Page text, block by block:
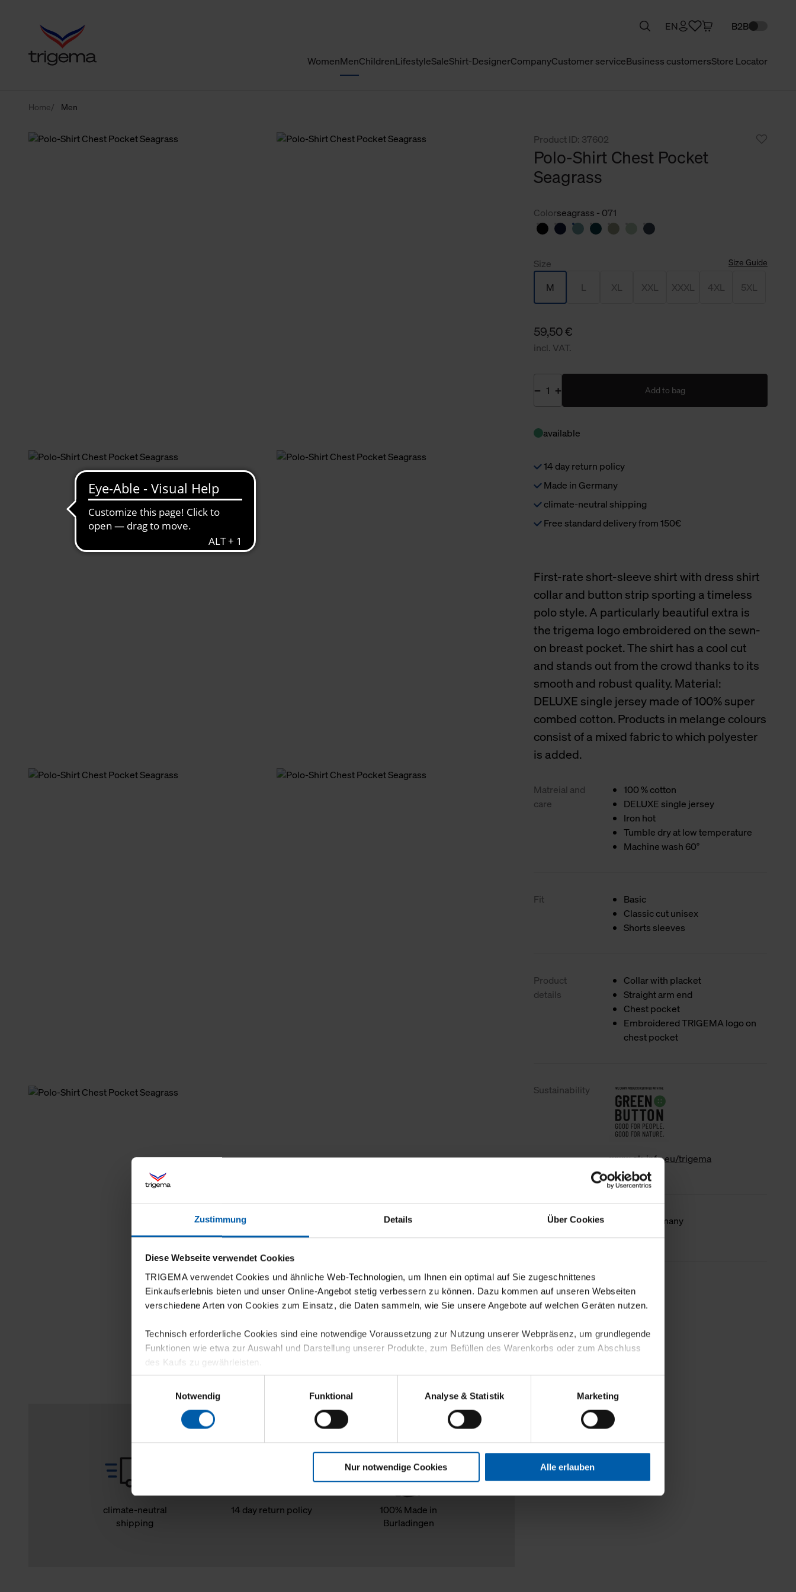
Zustimmung Details Über Cookies
Diese Webseite verwendet Cookies
TRIGEMA verwendet Cookies und ähnliche Web-Technologien, um Ihnen ein optimal auf Sie zugeschnittenes
Einkaufserlebnis bieten und unser Online-Angebot stetig verbessern zu können. Dazu kommen auf unseren Webseiten
verschiedene Arten von Cookies zum Einsatz, die Daten sammeln, wie Sie unsere Angebote auf welchen Geräten nutzen.
Technisch erforderliche Cookies sind eine notwendige Voraussetzung zur Nutzung unserer Webpräsenz, um grundlegende
Funktionen wie etwa zur Auswahl und Darstellung unserer Produkte, zum Befüllen des Warenkorbs oder zum Abschluss
des Kaufs zu gewährleisten.
Für die Darstellung personalisierter Angebote, Anzeigen und Inhalte aufgrund Ihres Nutzerverhaltens und Ihres Profils
sowie für Marketing-, Statistik- und Tracking-Zwecke zur Analyse und Optimierung unserer Webpräsenz speichern wir
personenbezogene Informationen. Diese übermitteln wir in anonymisierter Form an Dritte wie etwa unsere
Klicken Sie auf "Alle erlauben", damit wir alle Cookies und Web-Technologien für Ihr personalisiertes Einkaufserlebnis
verwenden dürfen. Über die jeweiligen Schaltflächen können Sie die Arten der Cookies selbst festlegen, die Sie erlauben
Notwendig
Funktional Analyse & Statistik Marketing
Nur notwendige Cookies Alle erlauben
WomenMenChildrenLifestyleSaleShirt-DesignerCompanyCustomer serviceBusiness customersStore Locator
EN B2B
Home Men
climate-neutral
shipping
14 day return policy
100% Made in
Burladingen
Product ID: 37602
Polo-Shirt Chest Pocket
Seagrass
Colorseagrass - 071
Size Size Guide
M L XL XXL XXXL 4XL 5XL
59,50 €
incl. VAT.
Add to bag
available
14 day return policy
Made in Germany
climate-neutral shipping
Free standard delivery from 150€
First-rate short-sleeve shirt with dress shirt
collar and button strip sporting a timeless
polo style. A particularly beautiful extra is
the trigema logo embroidered on the sewn-
on breast pocket. The shirt has a cool cut
and stands out from the crowd thanks to its
smooth and robust quality. Material:
DELUXE single jersey made of 100% super
combed cotton. Products in melange colours
consist of a mixed fabric to which polyester
is added.
Matreial and
care
100 % cotton
DELUXE single jersey
Iron hot
Tumble dry at low temperature
Machine wash 60°
Fit
Basic
Classic cut unisex
Shorts sleeves
Product
details
Collar with placket
Straight arm end
Chest pocket
Embroidered TRIGEMA logo on
chest pocket
Sustainability
www.gk-info.eu/trigema
Country of
origin
Made in Germany
less information